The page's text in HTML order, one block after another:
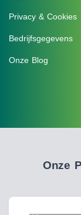
Privacy & Cookies
Bedrijfsgegevens
Onze Blog
Onze